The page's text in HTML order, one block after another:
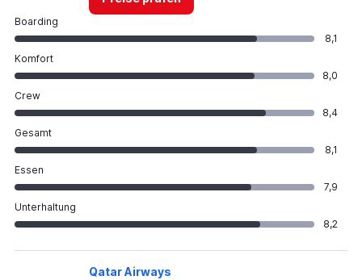
Boarding
8,1
Komfort
8,0
Crew
8,4
Gesamt
8,1
Essen
7,9
Unterhaltung
8,2
Qatar Airways